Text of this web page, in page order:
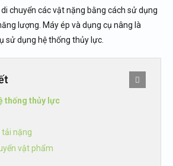
chuyển các vật nặng bằng cách sử dụng
lượng. Máy ép và dụng cụ nâng là
sử dụng hệ thống thủy lực.
thống thủy lực
tải nặng
vật phẩm